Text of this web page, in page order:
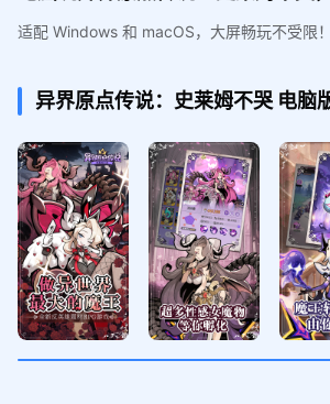
适配 Windows 和 macOS，大屏畅玩不受限！
异界原点传说：史莱姆不哭 电脑